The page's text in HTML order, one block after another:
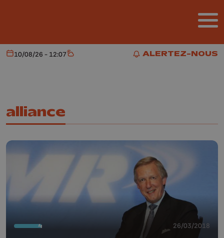
ALERTEZ-NOUS
ALERTEZ-NOUS
Aujourd'hui
10/08/26 - 12:07 Météo
alliance
26/03/2018